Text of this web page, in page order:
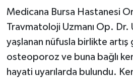
Medicana Bursa Hastanesi
Travmatoloji Uzmanı Op. Dr.
yaşlanan nüfusla birlikte
osteoporoz ve buna bağlı
hayati uyarılarda bulundu.